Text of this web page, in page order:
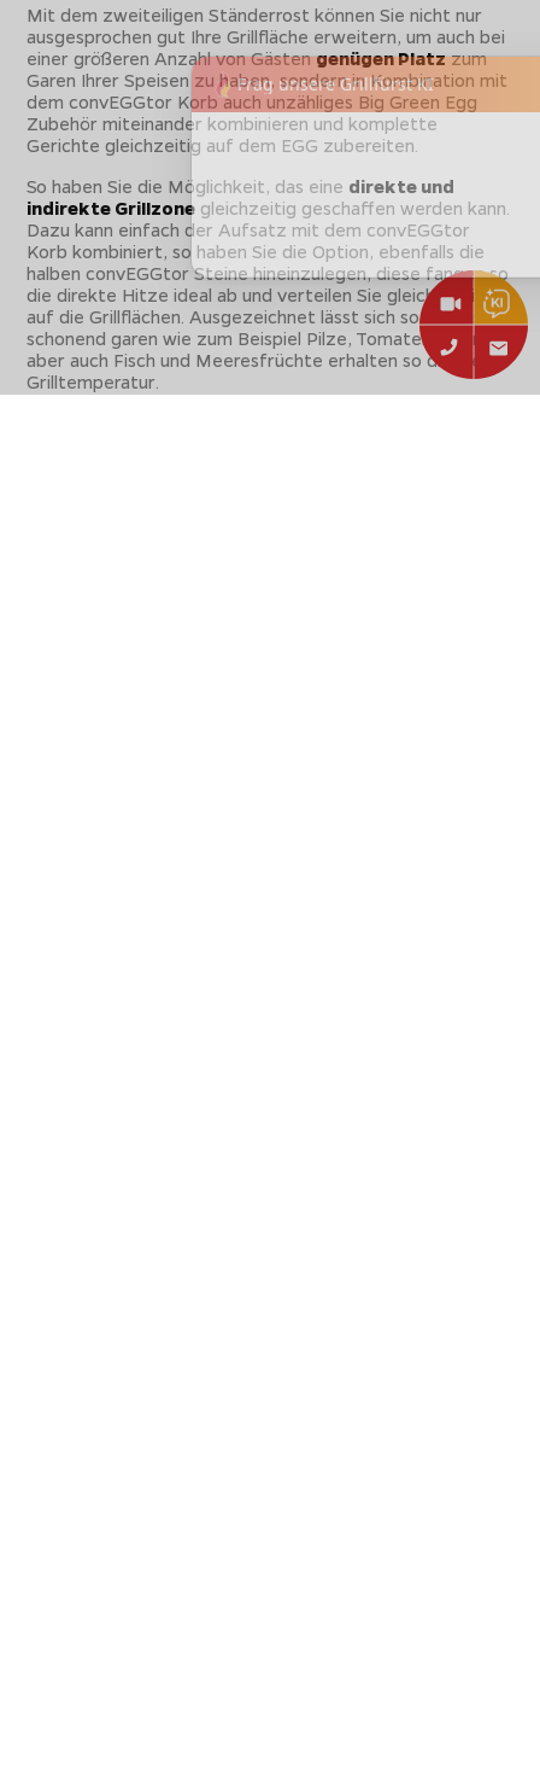
Mit dem zweiteiligen Ständerrost können Sie nicht nur
ausgesprochen gut Ihre Grillfläche erweitern, um auch bei
einer größeren Anzahl von Gästengenügen Platzzum
Garen Ihrer Speisen zu haben, sondern in Kombination mit
dem convEGGtor Korb auch unzähliges Big Green Egg
Zubehör miteinander kombinieren und komplette
Gerichte gleichzeitig auf dem EGG zubereiten.
So haben Sie die Möglichkeit, das eine direkte und
indirekte Grillzone gleichzeitig geschaffen werden kann.
Dazu kann einfach der Aufsatz mit dem convEGGtor
Korb kombiniert, so haben Sie die Option, ebenfalls die
halben convEGGtor Steine hineinzulegen, diese fangen so
die direkte Hitze ideal ab und verteilen Sie gleichmäßig
auf die Grillflächen. Ausgezeichnet lässt sich so Gemüse
schonend garen wie zum Beispiel Pilze, Tomaten, Paprika,
aber auch Fisch und Meeresfrüchte erhalten so die ideale
Grilltemperatur.